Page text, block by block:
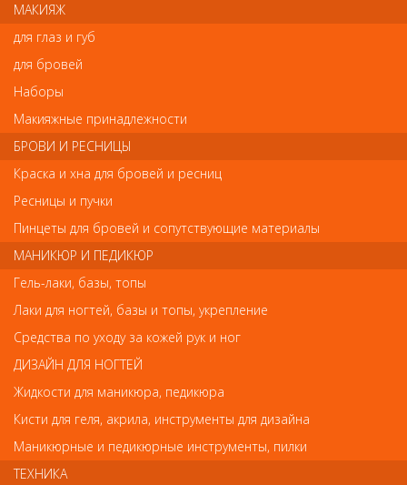
Ваш отзыв станет первым
Напишите свой отзыв
Комментарий
Имя
Код
Обратите внимание
очищения волос 200 мл» может отличаться от фотографий на
сайте. Несовпадение внешнего вида и комплектности
реального товара с фотографиями и описанием на сайте не
является показателем ненадлежащего качества товара.
МАКИЯЖ
для глаз и губ
для бровей
Наборы
Макияжные принадлежности
БРОВИ И РЕСНИЦЫ
Краска и хна для бровей и ресниц
Ресницы и пучки
Пинцеты для бровей и сопутствующие материалы
МАНИКЮР И ПЕДИКЮР
Гель-лаки, базы, топы
Лаки для ногтей, базы и топы, укрепление
Средства по уходу за кожей рук и ног
ДИЗАЙН ДЛЯ НОГТЕЙ
Жидкости для маникюра, педикюра
Кисти для геля, акрила, инструменты для дизайна
Маникюрные и педикюрные инструменты, пилки
ТЕХНИКА